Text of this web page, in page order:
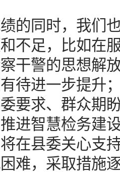
同时，我们也
不足，比如在
干警的思想解
待进一步提升
要求、群众期
进智慧检务建
在县委关心支
难，采取措施